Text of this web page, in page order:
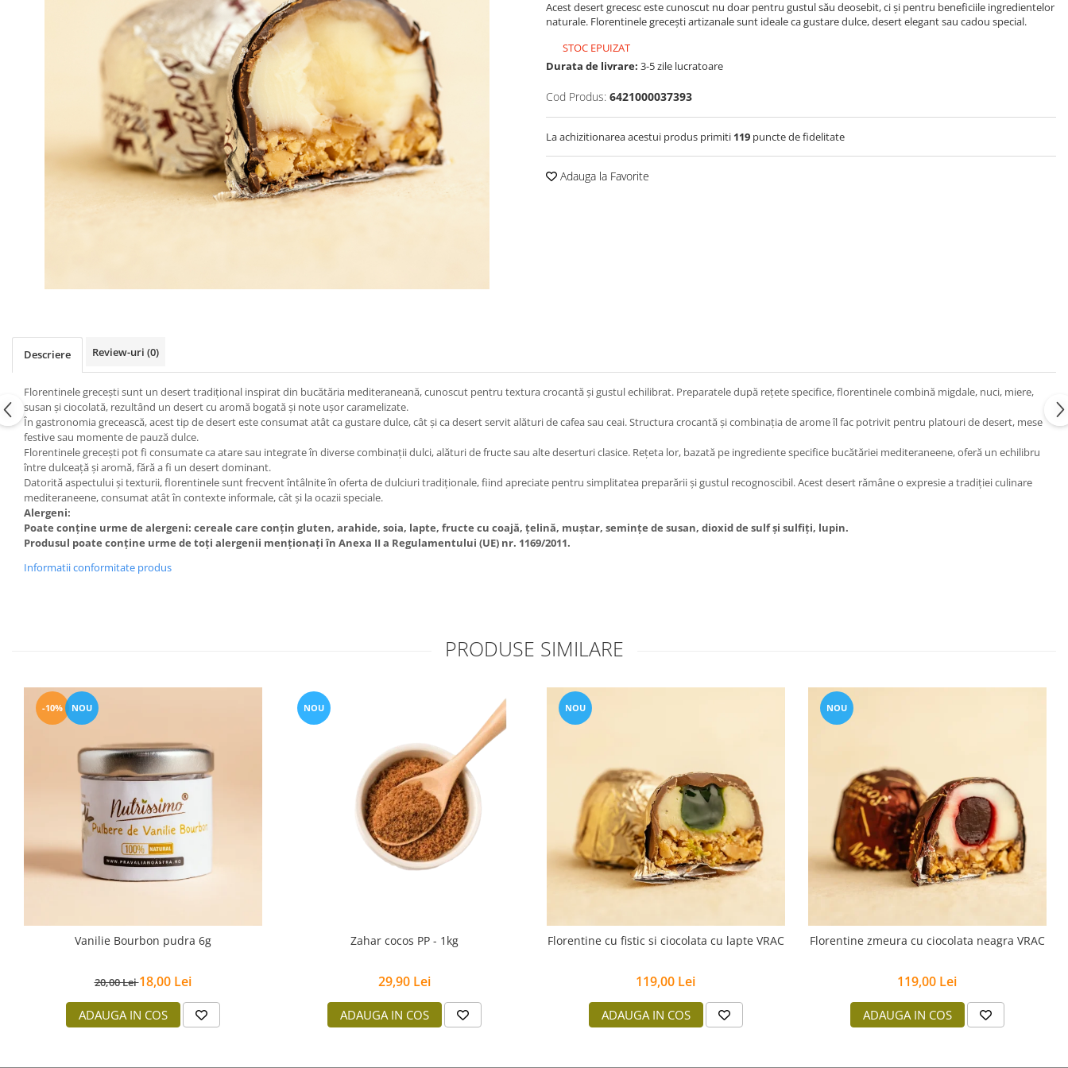
CREME ȘI PASTE TARTINABILE
PRODUSE ECO / ORGANICE
TOATE PRODUSELE
Acest desert grecesc este cunoscut nu doar pentru gustul său deosebit, ci și pentru beneficiile ingredientelor
naturale. Florentinele grecești artizanale sunt ideale ca gustare dulce, desert elegant sau cadou special.
STOC EPUIZAT
Durata de livrare: 3-5 zile lucratoare
Cod Produs: 6421000037393
La achizitionarea acestui produs primiti 119 puncte de fidelitate
Adauga la Favorite
Descriere Review-uri (0)
Florentinele grecești sunt un desert tradițional inspirat din bucătăria mediteraneană, cunoscut pentru textura crocantă și gustul echilibrat. Preparatele după rețete specifice, florentinele combină migdale, nuci, miere,
susan și ciocolată, rezultând un desert cu aromă bogată și note ușor caramelizate.
În gastronomia grecească, acest tip de desert este consumat atât ca gustare dulce, cât și ca desert servit alături de cafea sau ceai. Structura crocantă și combinația de arome îl fac potrivit pentru platouri de desert, mese
festive sau momente de pauză dulce.
Florentinele grecești pot fi consumate ca atare sau integrate în diverse combinații dulci, alături de fructe sau alte deserturi clasice. Rețeta lor, bazată pe ingrediente specifice bucătăriei mediteraneene, oferă un echilibru
între dulceață și aromă, fără a fi un desert dominant.
Datorită aspectului și texturii, florentinele sunt frecvent întâlnite în oferta de dulciuri tradiționale, fiind apreciate pentru simplitatea preparării și gustul recognoscibil. Acest desert rămâne o expresie a tradiției culinare
mediteraneene, consumat atât în contexte informale, cât și la ocazii speciale.
Alergeni:
Poate conține urme de alergeni: cereale care conțin gluten, arahide, soia, lapte, fructe cu coajă, țelină, muștar, semințe de susan, dioxid de sulf și sulfiți, lupin.
Produsul poate conține urme de toți alergenii menționați în Anexa II a Regulamentului (UE) nr. 1169/2011.
Informatii conformitate produs
PRODUSE SIMILARE
-10% NOU
Vanilie Bourbon pudra 6g
20,00 Lei18,00 Lei
ADAUGA IN COS
NOU
Zahar cocos PP - 1kg
29,90 Lei
ADAUGA IN COS
NOU
Florentine cu fistic si ciocolata cu lapte VRAC
119,00 Lei
ADAUGA IN COS
NOU
Florentine zmeura cu ciocolata neagra VRAC
119,00 Lei
ADAUGA IN COS